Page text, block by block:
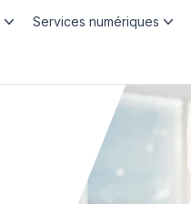
Services numériques